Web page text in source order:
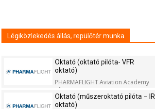
Légiközlekedés állás, repülőtér munka
Oktató (oktató pilóta- VFR
oktató)
PHARMAFLIGHT Aviation Academy
Kft.
Oktató (műszeroktató pilóta – IR
oktató)